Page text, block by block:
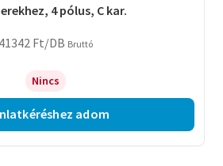
4 pólus, C kar.
41342 Ft/DB Bruttó
Nincs
adom